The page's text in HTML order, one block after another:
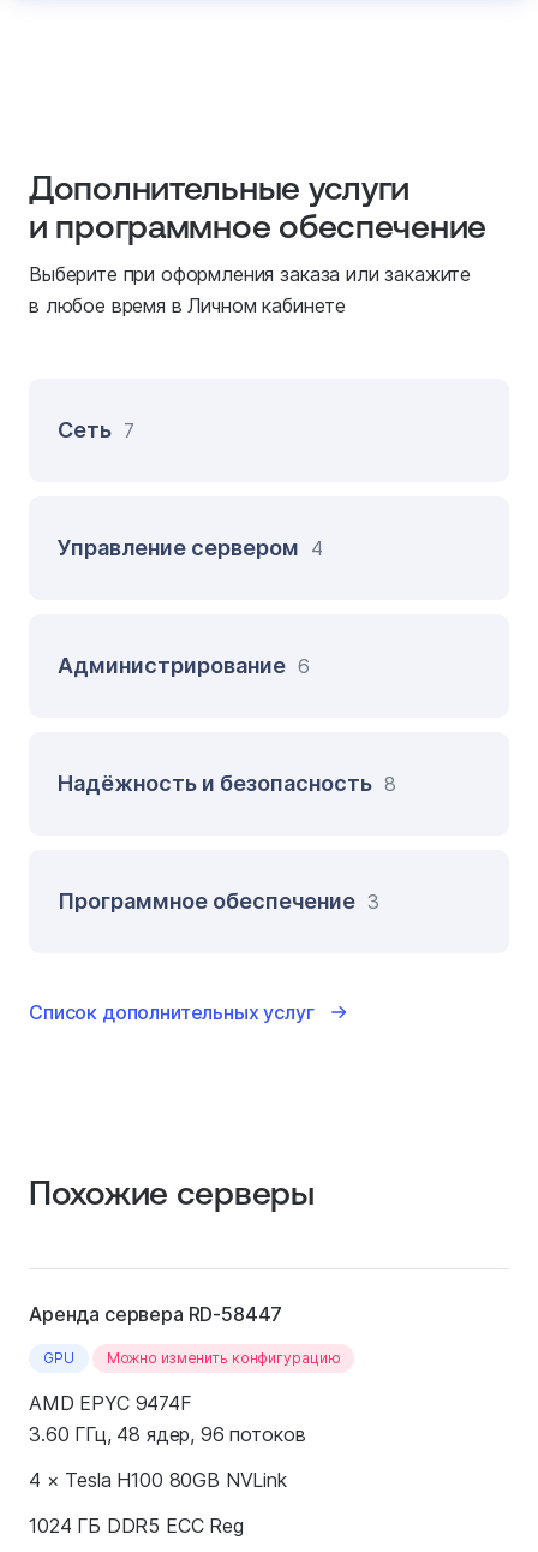
Дополнительные услуги
и программное обеспечение
Выберите при оформления заказа или закажите
в любое время в Личном кабинете
Сеть 7
Управление сервером 4
Администрирование 6
Надёжность и безопасность 8
Программное обеспечение 3
Список дополнительных услуг
Похожие серверы
Аренда сервера RD-58447
GPU Можно изменить конфигурацию
AMD EPYC 9474F
3.60 ГГц, 48 ядер, 96 потоков
4 × Tesla H100 80GB NVLink
1024 ГБ DDR5 ECC Reg